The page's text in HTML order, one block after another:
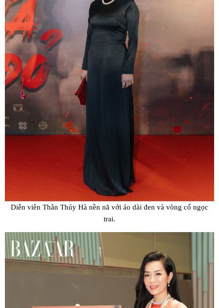
Diễn viên Thân Thúy Hà nền nã với áo dài đen và vòng cổ ngọc
trai.